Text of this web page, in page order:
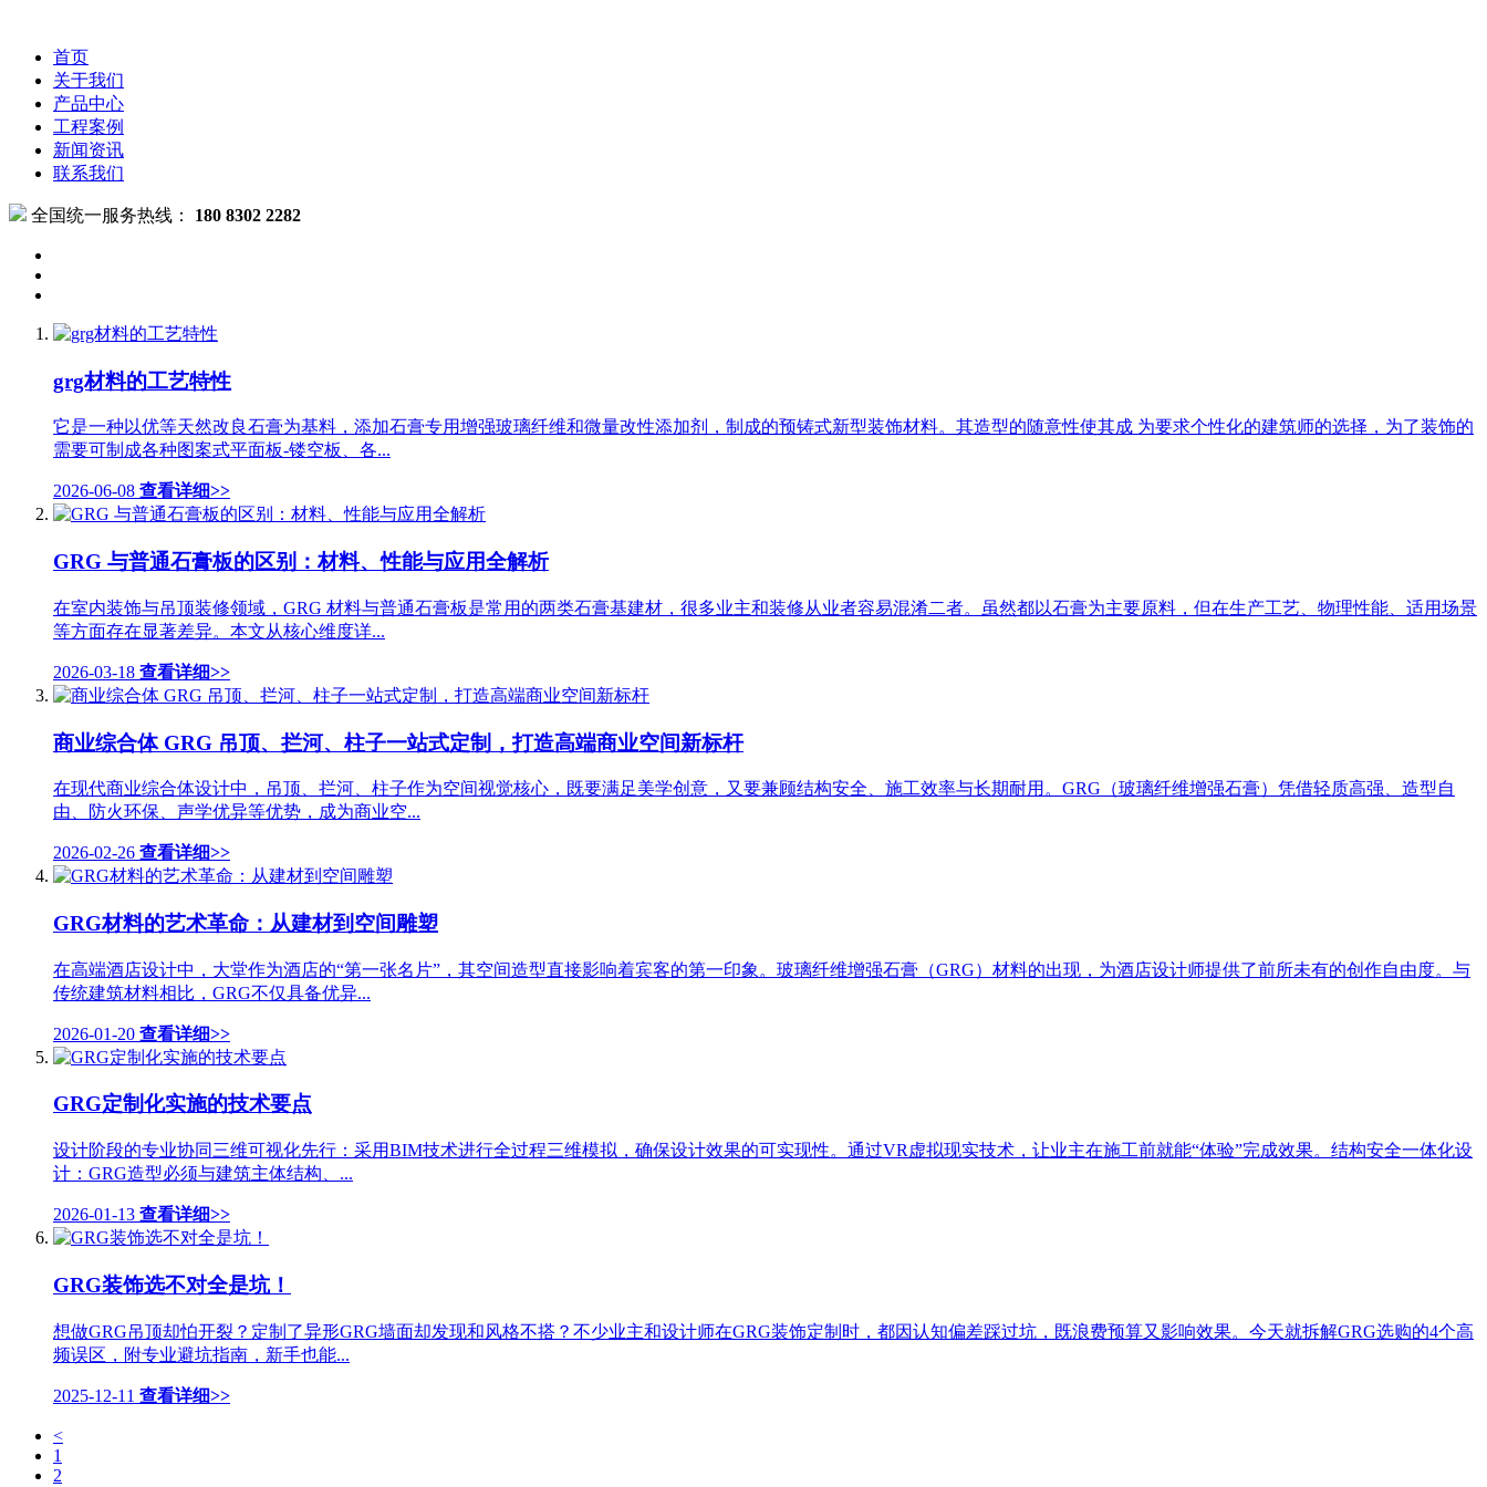
首页
关于我们
产品中心
工程案例
新闻资讯
联系我们
全国统一服务热线： 180 8302 2282
grg材料的工艺特性
它是一种以优等天然改良石膏为基料，添加石膏专用增强玻璃纤维和微量改性添加剂，制成的预铸式新型装饰材料。其造型的随意性使其成 为要求个性化的建筑师的选择，为了装饰的
需要可制成各种图案式平面板-镂空板、各...
2026-06-08 查看详细>>
GRG 与普通石膏板的区别：材料、性能与应用全解析
在室内装饰与吊顶装修领域，GRG 材料与普通石膏板是常用的两类石膏基建材，很多业主和装修从业者容易混淆二者。虽然都以石膏为主要原料，但在生产工艺、物理性能、适用场景
等方面存在显著差异。本文从核心维度详...
2026-03-18 查看详细>>
商业综合体 GRG 吊顶、拦河、柱子一站式定制，打造高端商业空间新标杆
在现代商业综合体设计中，吊顶、拦河、柱子作为空间视觉核心，既要满足美学创意，又要兼顾结构安全、施工效率与长期耐用。GRG（玻璃纤维增强石膏）凭借轻质高强、造型自
由、防火环保、声学优异等优势，成为商业空...
2026-02-26 查看详细>>
GRG材料的艺术革命：从建材到空间雕塑
在高端酒店设计中，大堂作为酒店的“第一张名片”，其空间造型直接影响着宾客的第一印象。玻璃纤维增强石膏（GRG）材料的出现，为酒店设计师提供了前所未有的创作自由度。与
传统建筑材料相比，GRG不仅具备优异...
2026-01-20 查看详细>>
GRG定制化实施的技术要点
设计阶段的专业协同三维可视化先行：采用BIM技术进行全过程三维模拟，确保设计效果的可实现性。通过VR虚拟现实技术，让业主在施工前就能“体验”完成效果。结构安全一体化设
计：GRG造型必须与建筑主体结构、...
2026-01-13 查看详细>>
GRG装饰选不对全是坑！
想做GRG吊顶却怕开裂？定制了异形GRG墙面却发现和风格不搭？不少业主和设计师在GRG装饰定制时，都因认知偏差踩过坑，既浪费预算又影响效果。今天就拆解GRG选购的4个高
频误区，附专业避坑指南，新手也能...
2025-12-11 查看详细>>
<
1
2